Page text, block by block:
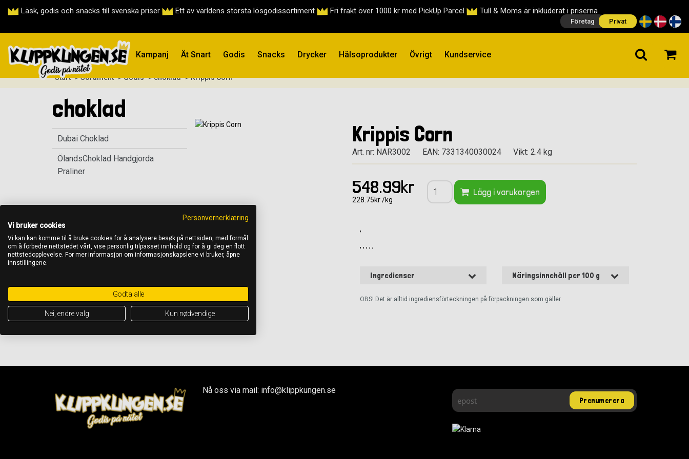
Läsk, godis och snacks till svenska priser Ett av världens största lösgodissortiment Fri frakt över 1000 kr med PickUp Parcel Tull & Moms är inkluderat i priserna
Företag Privat
Kampanj Ät Snart Godis Snacks Drycker Hälsoprodukter Övrigt Kundservice
Start > Sortiment > Godis > choklad > Krippis Corn
choklad
Dubai Choklad
ÖlandsChoklad Handgjorda
Praliner
Krippis Corn
Art. nr: NAR3002 EAN: 7331340030024 Vikt: 2.4 kg
548.99kr
228.75kr /kg
Lägg i varukorgen
,
, , , , ,
Ingredienser Näringsinnehåll per 100 g
OBS! Det är alltid ingrediensförteckningen på förpackningen som gäller
Nå oss via mail: info@klippkungen.se
Personvernerklæring
Vi bruker cookies
Vi kan kan komme til å bruke cookies for å analysere besøk på nettsiden, med formål
om å forbedre nettstedet vårt, vise personlig tilpasset innhold og for å gi deg en flott
nettstedopplevelse. For mer informasjon om informasjonskapslene vi bruker, åpne
innstillingene.
Godta alle
Nei, endre valg Kun nødvendige